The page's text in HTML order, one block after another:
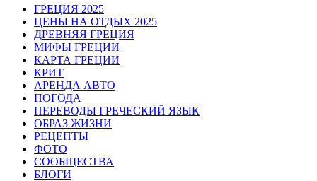
ГРЕЦИЯ 2025
ЦЕНЫ НА ОТДЫХ 2025
ДРЕВНЯЯ ГРЕЦИЯ
МИФЫ ГРЕЦИИ
КАРТА ГРЕЦИИ
КРИТ
АРЕНДА АВТО
ПОГОДА
ПЕРЕВОДЫ ГРЕЧЕСКИЙ ЯЗЫК
ОБРАЗ ЖИЗНИ
РЕЦЕПТЫ
ФОТО
СООБЩЕСТВА
БЛОГИ